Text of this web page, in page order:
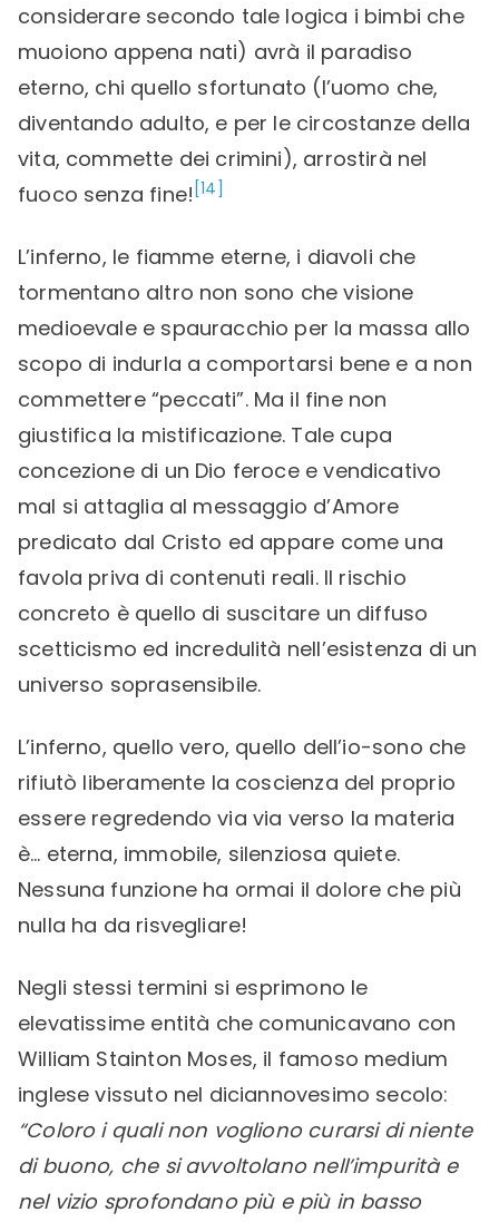
considerare secondo tale logica i bimbi che
muoiono appena nati) avrà il paradiso
eterno, chi quello sfortunato (l’uomo che,
diventando adulto, e per le circostanze della
vita, commette dei crimini), arrostirà nel
fuoco senza fine! [14]
L’inferno, le fiamme eterne, i diavoli che
tormentano altro non sono che visione
medioevale e spauracchio per la massa allo
scopo di indurla a comportarsi bene e a non
commettere “peccati”. Ma il fine non
giustifica la mistificazione. Tale cupa
concezione di un Dio feroce e vendicativo
mal si attaglia al messaggio d’Amore
predicato dal Cristo ed appare come una
favola priva di contenuti reali. Il rischio
concreto è quello di suscitare un diffuso
scetticismo ed incredulità nell’esistenza di un
universo soprasensibile.
L’inferno, quello vero, quello dell’io-sono che
rifiutò liberamente la coscienza del proprio
essere regredendo via via verso la materia
è… eterna, immobile, silenziosa quiete.
Nessuna funzione ha ormai il dolore che più
nulla ha da risvegliare!
Negli stessi termini si esprimono le
elevatissime entità che comunicavano con
William Stainton Moses, il famoso medium
inglese vissuto nel diciannovesimo secolo:
“Coloro i quali non vogliono curarsi di niente
di buono, che si avvoltolano nell’impurità e
nel vizio sprofondano più e più in basso